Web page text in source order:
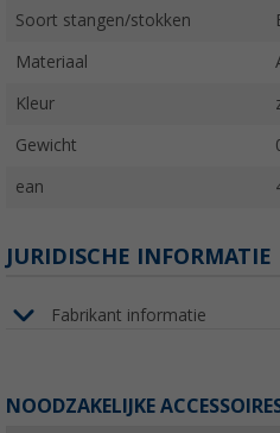
Soort stangen/stokken
Materiaal
Kleur
Gewicht
ean
JURIDISCHE INFORMATIE
Fabrikant informatie
NOODZAKELIJKE